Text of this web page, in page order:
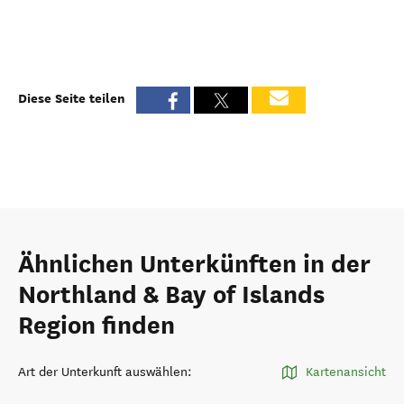
Diese Seite teilen
Ähnlichen Unterkünften in der
Northland & Bay of Islands
Region finden
Art der Unterkunft auswählen: Kartenansicht